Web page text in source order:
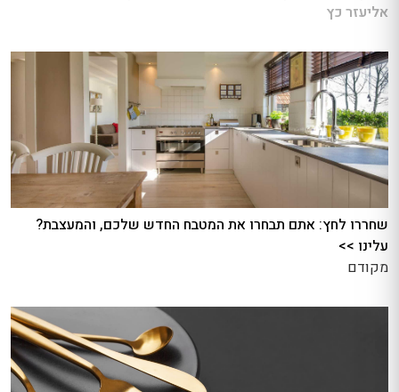
אליעזר כץ
שחררו לחץ: אתם תבחרו את המטבח החדש שלכם, והמעצבת?
עלינו >>
מקודם